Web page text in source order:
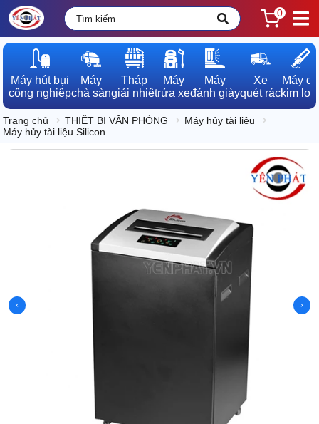
0
Máy hút bụi
công nghiệp
Máy
chà sàn
Tháp
giải nhiệt
Máy
rửa xe
Máy
đánh giày
Xe
quét rác
Máy dò
kim loại
Trang chủ THIẾT BỊ VĂN PHÒNG
Máy hủy tài liệu
Máy hủy tài liệu Silicon